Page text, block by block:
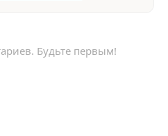
Будьте первым!